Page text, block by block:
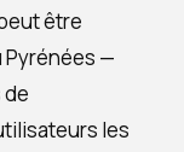
être
Pyrénées —
de
les